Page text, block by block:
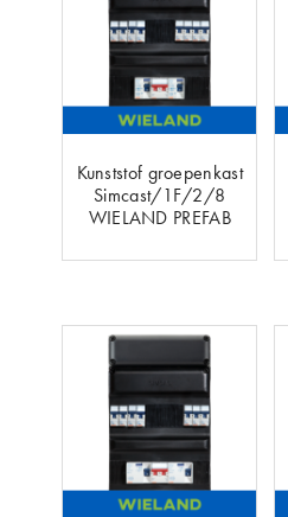
Kunststof groepenkast
Simcast/1F/2/8
WIELAND PREFAB